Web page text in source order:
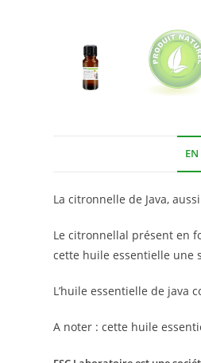
La citronnelle de Java,
Le citronnellal présent en
cette huile essentielle une
L’huile essentielle de java
A noter : cette huile